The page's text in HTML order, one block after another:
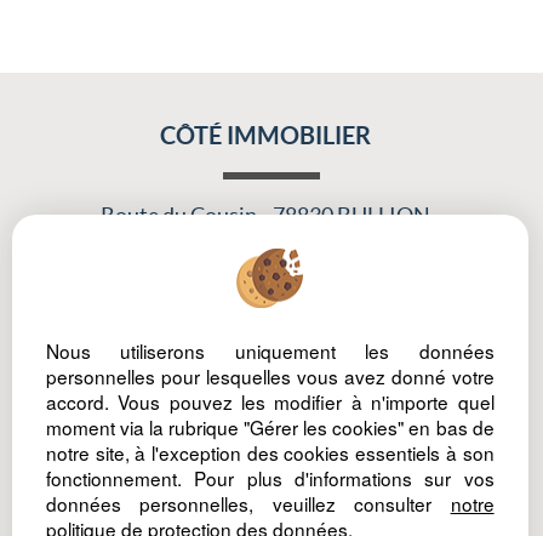
CÔTÉ IMMOBILIER
Route du Cousin
78830 BULLION
Tél : 06 81 45 30 75
Legal Notice Data protection policy Manage cookies Our Fee Schedule
Owner Extranet
Nous utiliserons uniquement les données
personnelles pour lesquelles vous avez donné votre
accord. Vous pouvez les modifier à n'importe quel
moment via la rubrique "Gérer les cookies" en bas de
notre site, à l'exception des cookies essentiels à son
fonctionnement. Pour plus d'informations sur vos
données personnelles, veuillez consulter notre
politique de protection des données.